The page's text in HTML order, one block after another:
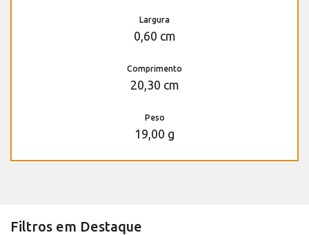
Largura
0,60 cm
Comprimento
20,30 cm
Peso
19,00 g
Filtros em Destaque